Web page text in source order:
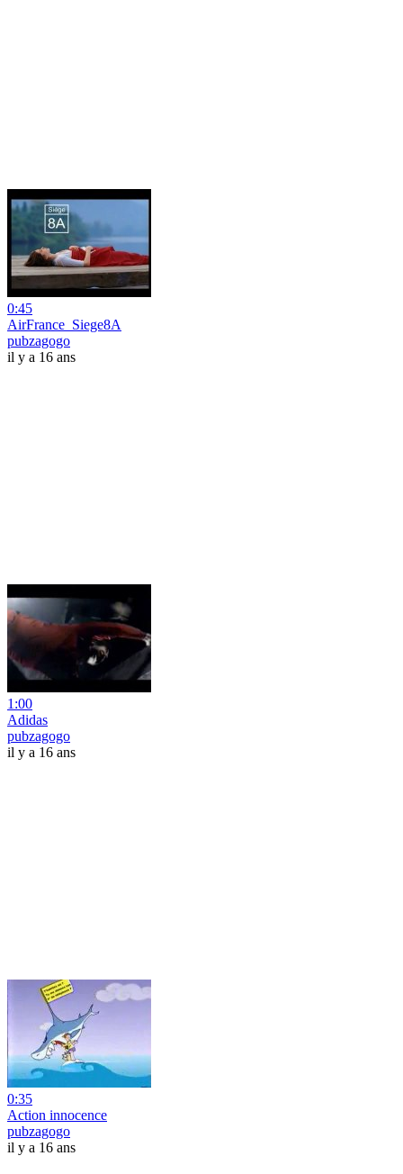
0:45
AirFrance_Siege8A
pubzagogo
il y a 16 ans
1:00
Adidas
pubzagogo
il y a 16 ans
0:35
Action innocence
pubzagogo
il y a 16 ans